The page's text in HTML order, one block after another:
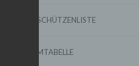
TORSCHÜTZENLISTE
FORMTABELLE